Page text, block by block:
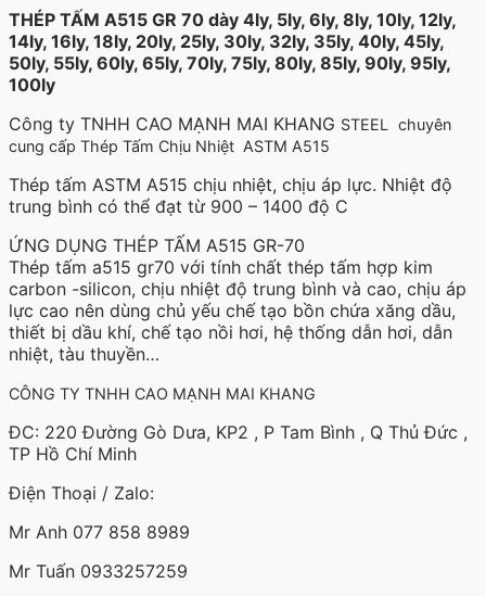
THÉP TẤM A515 GR 70 dày 4ly, 5ly, 6ly, 8ly, 10ly, 12ly,
14ly, 16ly, 18ly, 20ly, 25ly, 30ly, 32ly, 35ly, 40ly, 45ly,
50ly, 55ly, 60ly, 65ly, 70ly, 75ly, 80ly, 85ly, 90ly, 95ly,
100ly
Công ty TNHH CAO MẠNH MAI KHANG STEEL
chuyên
cung cấp Thép Tấm Chịu Nhiệt ASTM A515
Thép tấm ASTM A515 chịu nhiệt, chịu áp lực. Nhiệt độ
trung bình có thể đạt từ 900 – 1400 độ C
ỨNG DỤNG THÉP TẤM A515 GR-70
Thép tấm a515 gr70 với tính chất thép tấm hợp kim
carbon -silicon, chịu nhiệt độ trung bình và cao, chịu áp
lực cao nên dùng chủ yếu chế tạo bồn chứa xăng dầu,
thiết bị dầu khí, chế tạo nồi hơi, hệ thống dẫn hơi, dẫn
nhiệt, tàu thuyền…
CÔNG TY TNHH CAO MẠNH MAI KHANG
ĐC: 220 Đường Gò Dưa, KP2 , P Tam Bình , Q Thủ Đức ,
TP Hồ Chí Minh
Điện Thoại / Zalo:
Mr Anh 077 858 8989
Mr Tuấn 0933257259